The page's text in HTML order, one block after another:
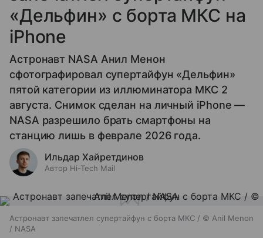
«Дельфин» с борта МКС на
iPhone
Астронавт NASA Анил Менон
сфотографировал супертайфун «Дельфин»
пятой категории из иллюминатора МКС 2
августа. Снимок сделан на личный iPhone —
NASA разрешило брать смартфоны на
станцию лишь в феврале 2026 года.
Ильдар Хайретдинов
Автор Hi-Tech Mail
Астронавт запечатлел супертайфун с борта МКС / © Anil Menon
/ NASA